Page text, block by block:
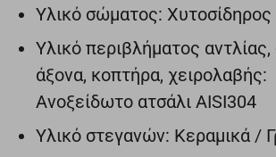
Υλικό σώματος: Χυτοσίδηρος
Υλικό περιβλήματος
άξονα, κοπτήρα, χειρολαβής:
Ανοξείδωτο ατσάλι AISI304
Υλικό στεγανών: Κεραμικά /